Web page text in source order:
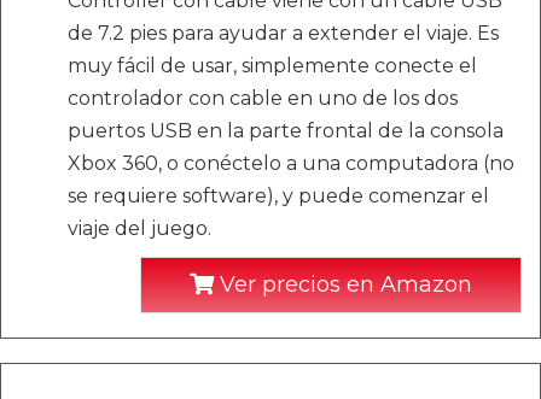
de 7.2 pies para ayudar a extender el viaje. Es
muy fácil de usar, simplemente conecte el
controlador con cable en uno de los dos
puertos USB en la parte frontal de la consola
Xbox 360, o conéctelo a una computadora (no
se requiere software), y puede comenzar el
viaje del juego.
Ver precios en Amazon